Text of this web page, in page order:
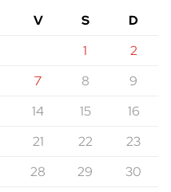
V S
D
1
2
7 8
9
14 15
16
21 22
23
28 29
30